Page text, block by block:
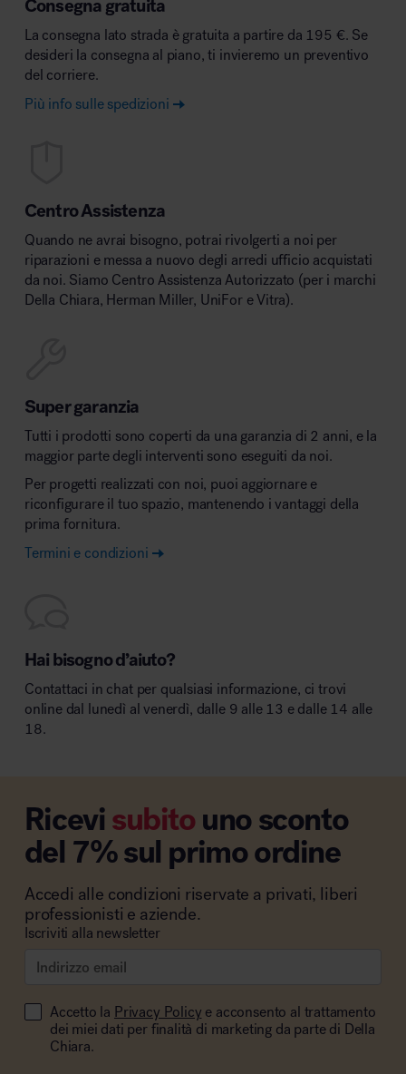
Consegna gratuita
La consegna lato strada è gratuita a partire da 195 €. Se
desideri la consegna al piano, ti invieremo un preventivo
del corriere.
Più info sulle spedizioni
Centro Assistenza
Quando ne avrai bisogno, potrai rivolgerti a noi per
riparazioni e messa a nuovo degli arredi ufficio acquistati
da noi. Siamo Centro Assistenza Autorizzato (per i marchi
Della Chiara, Herman Miller, UniFor e Vitra).
Super garanzia
Tutti i prodotti sono coperti da una garanzia di 2 anni, e la
maggior parte degli interventi sono eseguiti da noi.
Per progetti realizzati con noi, puoi aggiornare e
riconfigurare il tuo spazio, mantenendo i vantaggi della
prima fornitura.
Termini e condizioni
Hai bisogno d’aiuto?
Contattaci in chat per qualsiasi informazione, ci trovi
online dal lunedì al venerdì, dalle 9 alle 13 e dalle 14 alle
18.
Ricevisubitouno sconto
del 7% sul primo ordine
Accedi alle condizioni riservate a privati, liberi
professionisti e aziende.
Iscriviti alla newsletter
Accetto la Privacy Policy e acconsento al trattamento
dei miei dati per finalità di marketing da parte di Della
Chiara.